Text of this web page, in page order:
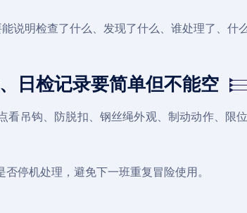
说明检查了什么、发现了什么、谁处理了、什
日检记录要简单但不能空
看吊钩、防脱扣、钢丝绳外观、制动动作、限
停机处理，避免下一班重复冒险使用。